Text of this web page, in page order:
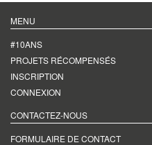
MENU
#10ANS
PROJETS RÉCOMPENSÉS
INSCRIPTION
CONNEXION
CONTACTEZ-NOUS
FORMULAIRE DE CONTACT